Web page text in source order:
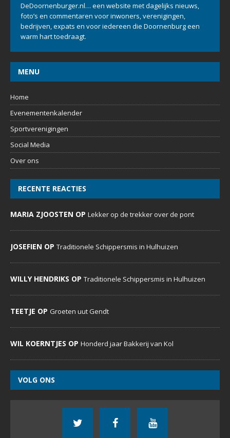
DeDoornenburger.nl… een website met dagelijks nieuws,
foto’s en commentaren voor inwoners, verenigingen,
bedrijven, expats en voor iedereen die Doornenburg een
warm hart toedraagt.
MENU
Home
Evenementenkalender
Sportverenigingen
Social Media
Over ons
RECENTE REACTIES
MARIA ZJOOSTEN OP Lekker op de trekker over de pont
JOSEFIEN OP Traditionele Schippersmis in Hulhuizen
WILLY HENDRIKS OP Traditionele Schippersmis in Hulhuizen
TEETJE OP Groeten uut Gendt
WIL KOERNTJES OP Honderd jaar Bakkerij van Kol
VOLG ONS